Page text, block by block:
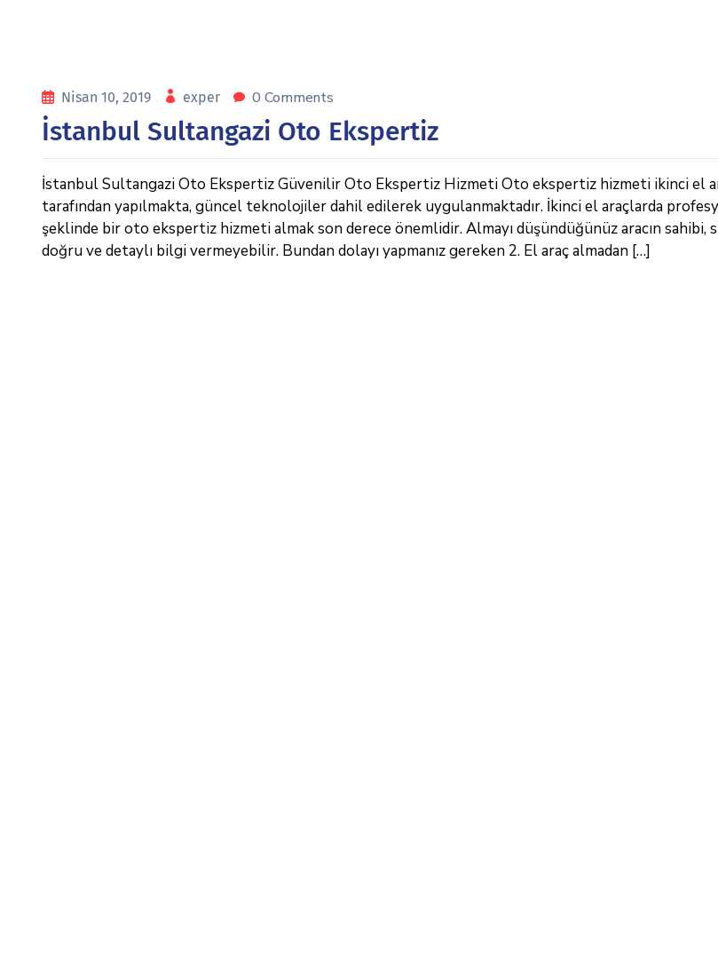
Nisan 10, 2019 exper 0 Comments
İstanbul Sultangazi Oto Ekspertiz
İstanbul Sultangazi Oto Ekspertiz Güvenilir Oto Ekspertiz Hizmeti Oto ekspertiz hizmeti ikinci el
tarafından yapılmakta, güncel teknolojiler dahil edilerek uygulanmaktadır. İkinci el araçlarda
şeklinde bir oto ekspertiz hizmeti almak son derece önemlidir. Almayı düşündüğünüz aracın sahibi,
doğru ve detaylı bilgi vermeyebilir. Bundan dolayı yapmanız gereken 2. El araç almadan […]